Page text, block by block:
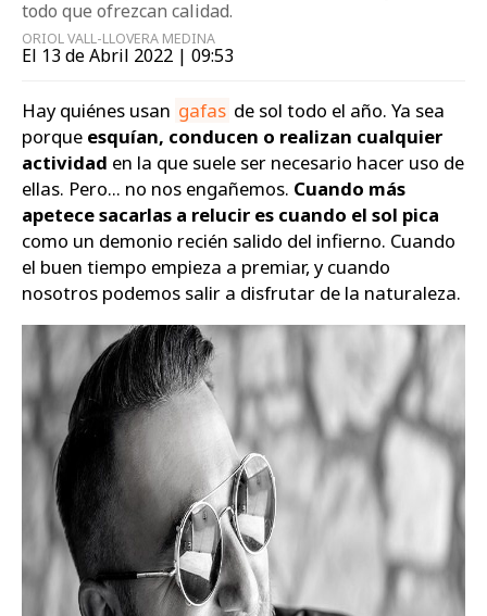
todo que ofrezcan calidad.
ORIOL VALL-LLOVERA MEDINA
El 13 de Abril 2022 | 09:53
Hay quiénes usan gafas de sol todo el año. Ya sea
porque esquían, conducen o realizan cualquier
actividad en la que suele ser necesario hacer uso de
ellas. Pero... no nos engañemos. Cuando más
apetece sacarlas a relucir es cuando el sol pica
como un demonio recién salido del infierno. Cuando
el buen tiempo empieza a premiar, y cuando
nosotros podemos salir a disfrutar de la naturaleza.